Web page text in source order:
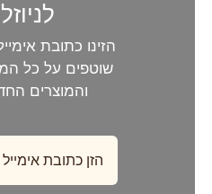
הזינו כתובת
שוטפים על כל
והמוצרים